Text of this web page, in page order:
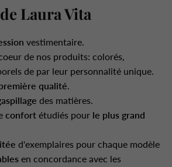
Laura Vita
vestimentaire.
de nos produits: colorés,
de par leur personnalité unique.
qualité.
des matières.
confort étudiés pour le plus grand
d'exemplaires pour chaque modèle
en concordance avec les